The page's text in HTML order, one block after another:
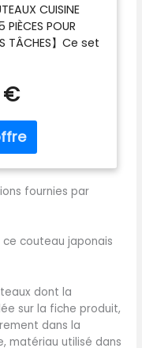
Poudre 63
CUISINE
PIÈCES POUR
TÂCHES】Ce set
couteau de
un santoku 18
18 cm, un
cm et un office
pour
hacher,
émincer
fruits et
– PLUS
teneur en
trempé à 63
de couteaux
tenue
€
fournies par
ce couteau japonais
dont la
sur la fiche produit,
dans la
matériau utilisé dans